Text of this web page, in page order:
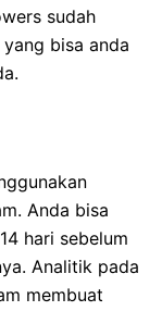
sudah
bisa anda
Anda bisa
hari sebelum
Analitik pada
membuat